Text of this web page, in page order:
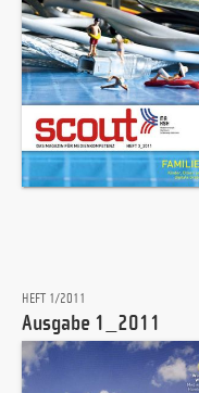
HEFT 1/2011
Ausgabe 1_2011